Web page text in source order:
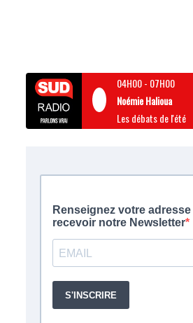
04H00- 07H00
Noémie Halioua
Les débats de l'été